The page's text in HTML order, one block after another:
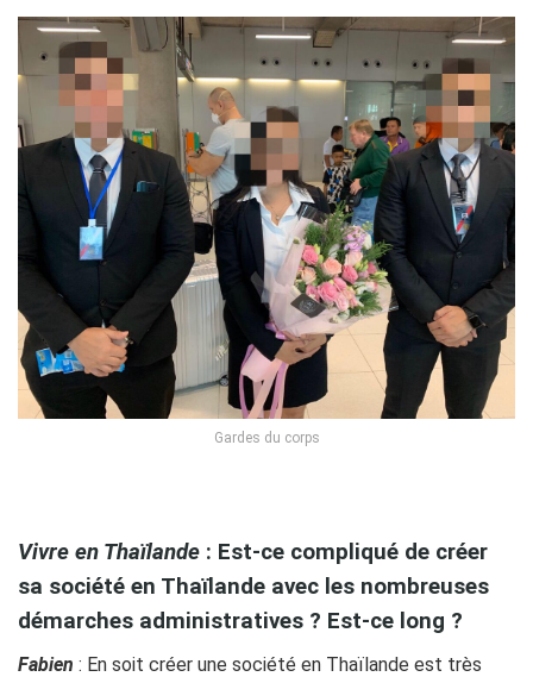
Gardes du corps
Vivre en Thaïlande : Est-ce compliqué de créer
sa société en Thaïlande avec les nombreuses
démarches administratives ? Est-ce long ?
Fabien : En soit créer une société en Thaïlande est très